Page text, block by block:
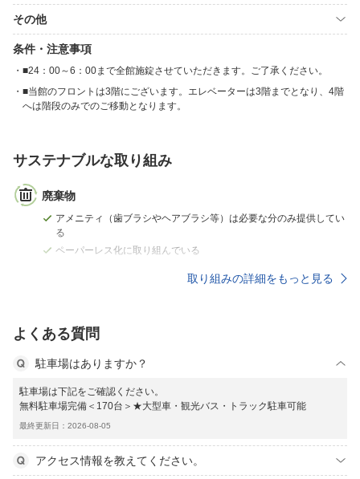
その他
条件・注意事項
■24：00～6：00まで全館施錠させていただきます。ご了承ください。
■当館のフロントは3階にございます。エレベーターは3階までとなり、4階
へは階段のみでのご移動となります。
サステナブルな取り組み
廃棄物
アメニティ（歯ブラシやヘアブラシ等）は必要な分のみ提供してい
る
ペーパーレス化に取り組んでいる
取り組みの詳細をもっと見る
よくある質問
駐車場はありますか？
駐車場は下記をご確認ください。
無料駐車場完備＜170台＞★大型車・観光バス・トラック駐車可能
最終更新日：2026-08-05
アクセス情報を教えてください。